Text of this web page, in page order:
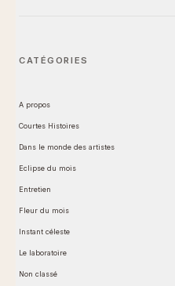
CATÉGORIES
A propos
Courtes Histoires
Dans le monde des artistes
Eclipse du mois
Entretien
Fleur du mois
Instant céleste
Le laboratoire
Non classé